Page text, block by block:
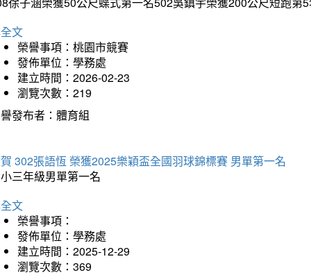
文
榮譽事項：桃園市競賽
發佈單位：學務處
建立時間：2026-02-23
瀏覽次數：219
發布者：體育組
302張語恆 榮獲2025樂穎盃全國羽球錦標賽 男單第一名
三年級男單第一名
文
榮譽事項：
發佈單位：學務處
建立時間：2025-12-29
瀏覽次數：369